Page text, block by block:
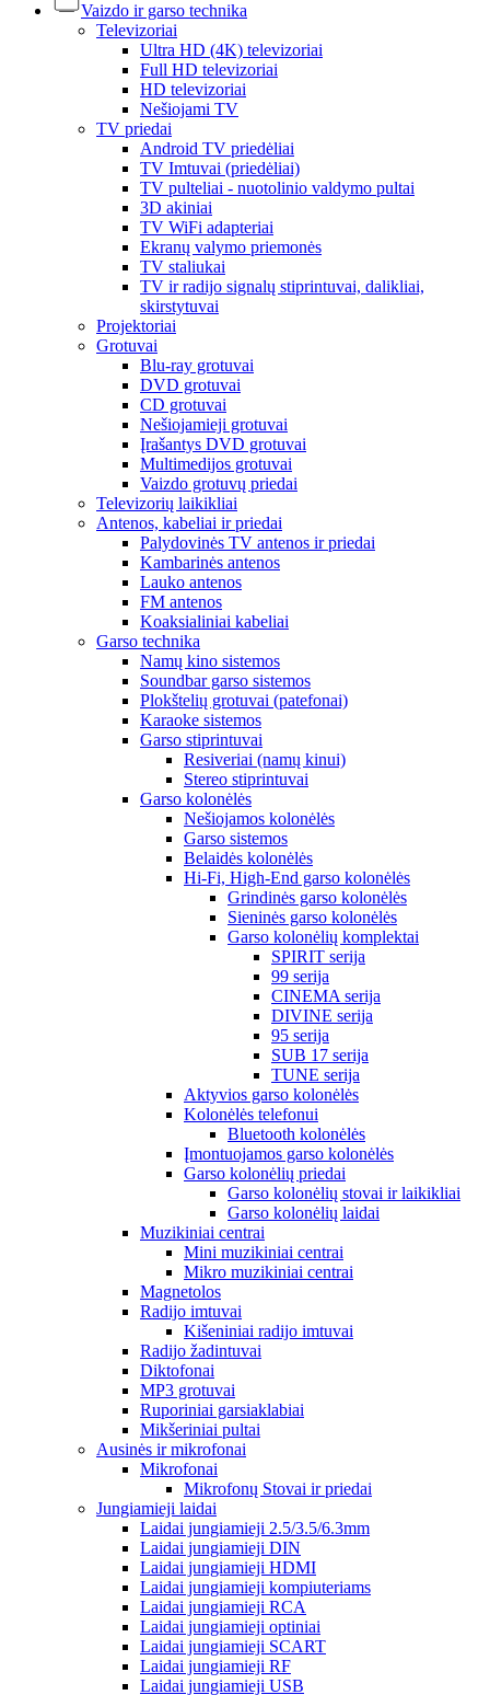
Vaizdo ir garso technika
Televizoriai
Ultra HD (4K) televizoriai
Full HD televizoriai
HD televizoriai
Nešiojami TV
TV priedai
Android TV priedėliai
TV Imtuvai (priedėliai)
TV pulteliai - nuotolinio valdymo pultai
3D akiniai
TV WiFi adapteriai
Ekranų valymo priemonės
TV staliukai
TV ir radijo signalų stiprintuvai, dalikliai,
skirstytuvai
Projektoriai
Grotuvai
Blu-ray grotuvai
DVD grotuvai
CD grotuvai
Nešiojamieji grotuvai
Įrašantys DVD grotuvai
Multimedijos grotuvai
Vaizdo grotuvų priedai
Televizorių laikikliai
Antenos, kabeliai ir priedai
Palydovinės TV antenos ir priedai
Kambarinės antenos
Lauko antenos
FM antenos
Koaksialiniai kabeliai
Garso technika
Namų kino sistemos
Soundbar garso sistemos
Plokštelių grotuvai (patefonai)
Karaoke sistemos
Garso stiprintuvai
Resiveriai (namų kinui)
Stereo stiprintuvai
Garso kolonėlės
Nešiojamos kolonėlės
Garso sistemos
Belaidės kolonėlės
Hi-Fi, High-End garso kolonėlės
Grindinės garso kolonėlės
Sieninės garso kolonėlės
Garso kolonėlių komplektai
SPIRIT serija
99 serija
CINEMA serija
DIVINE serija
95 serija
SUB 17 serija
TUNE serija
Aktyvios garso kolonėlės
Kolonėlės telefonui
Bluetooth kolonėlės
Įmontuojamos garso kolonėlės
Garso kolonėlių priedai
Garso kolonėlių stovai ir laikikliai
Garso kolonėlių laidai
Muzikiniai centrai
Mini muzikiniai centrai
Mikro muzikiniai centrai
Magnetolos
Radijo imtuvai
Kišeniniai radijo imtuvai
Radijo žadintuvai
Diktofonai
MP3 grotuvai
Ruporiniai garsiaklabiai
Mikšeriniai pultai
Ausinės ir mikrofonai
Mikrofonai
Mikrofonų Stovai ir priedai
Jungiamieji laidai
Laidai jungiamieji 2.5/3.5/6.3mm
Laidai jungiamieji DIN
Laidai jungiamieji HDMI
Laidai jungiamieji kompiuteriams
Laidai jungiamieji RCA
Laidai jungiamieji optiniai
Laidai jungiamieji SCART
Laidai jungiamieji RF
Laidai jungiamieji USB